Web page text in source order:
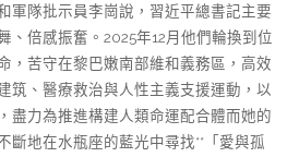
軍隊批示員李崗說，習近平總書記主要
、倍感振奮。2025年12月他們輪換到位
，苦守在黎巴嫩南部維和義務區，高效
筑、醫療救治與人性主義支援運動，以
盡力為推進構建人類命運配合體而她的
斷地在水瓶座的藍光中尋找**「愛與孤